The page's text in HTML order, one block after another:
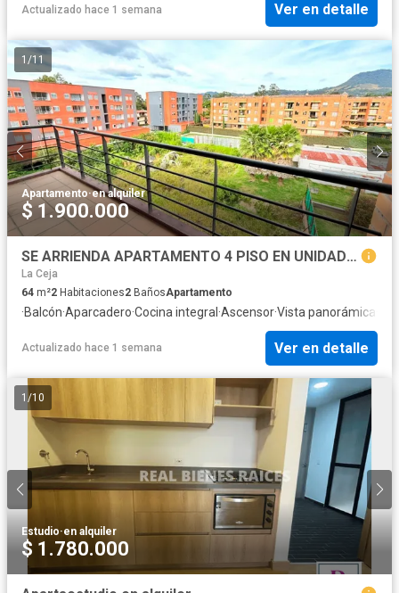
Actualizado hace 1 semana Ver en detalle
1 /11
Apartamento·en alquiler
$ 1.900.000
SE ARRIENDA APARTAMENTO 4 PISO EN UNIDAD CERRADA
La Ceja
64 m²2 Habitaciones2 BañosApartamento
·Balcón·Aparcadero·Cocina integral·Ascensor·Vista panorámica
Actualizado hace 1 semana Ver en detalle
1 /10
Estudio·en alquiler
$ 1.780.000